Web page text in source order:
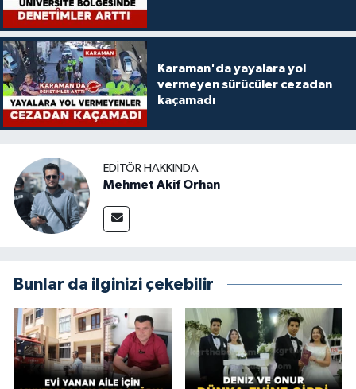
Karaman'da yayalara yol
vermeyen sürücüler cezadan
kaçamadı
EDITÖR HAKKINDA
Mehmet Akif Orhan
Bunlar da ilginizi çekebilir